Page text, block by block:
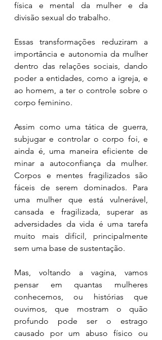
física e mental da mulher e da
divisão sexual do trabalho.
Essas transformações reduziram a
importância e autonomia da mulher
dentro das relações sociais, dando
poder a entidades, como a igreja, e
ao homem, a ter o controle sobre o
corpo feminino.
Assim como uma tática de guerra,
subjugar e controlar o corpo foi, e
ainda é, uma maneira eficiente de
minar a autoconfiança da mulher.
Corpos e mentes fragilizados são
fáceis de serem dominados. Para
uma mulher que está vulnerável,
cansada e fragilizada, superar as
adversidades da vida é uma tarefa
muito mais difícil, principalmente
sem uma base de sustentação.
Mas, voltando a vagina, vamos
pensar em quantas mulheres
conhecemos, ou histórias que
ouvimos, que mostram o quão
profundo pode ser o estrago
causado por um abuso físico ou